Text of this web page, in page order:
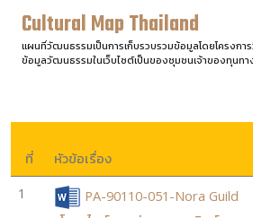
Cultural Map Thailand
แผนที่วัฒนธรรมเป็นการเก็บรวบรวมข้อมูลโดยโครงกา
ข้อมูลวัฒนธรรมในเว็บไซต์เป็นของชุมชนเจ้าของทุนท
ที่ หัวข้อเรื่อง
1
PA-90110-051-Nora Guild